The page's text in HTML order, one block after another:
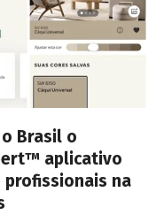
Brasil o
aplicativo
profissionais na